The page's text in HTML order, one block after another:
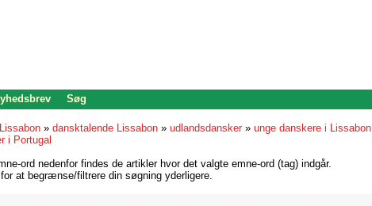
Søg
» dansktalende Lissabon » udlandsdansker » unge danskere i Lissabon
i Portugal
ord nedenfor findes de artikler hvor det valgte emne-ord (tag) indgår.
at begrænse/filtrere din søgning yderligere.